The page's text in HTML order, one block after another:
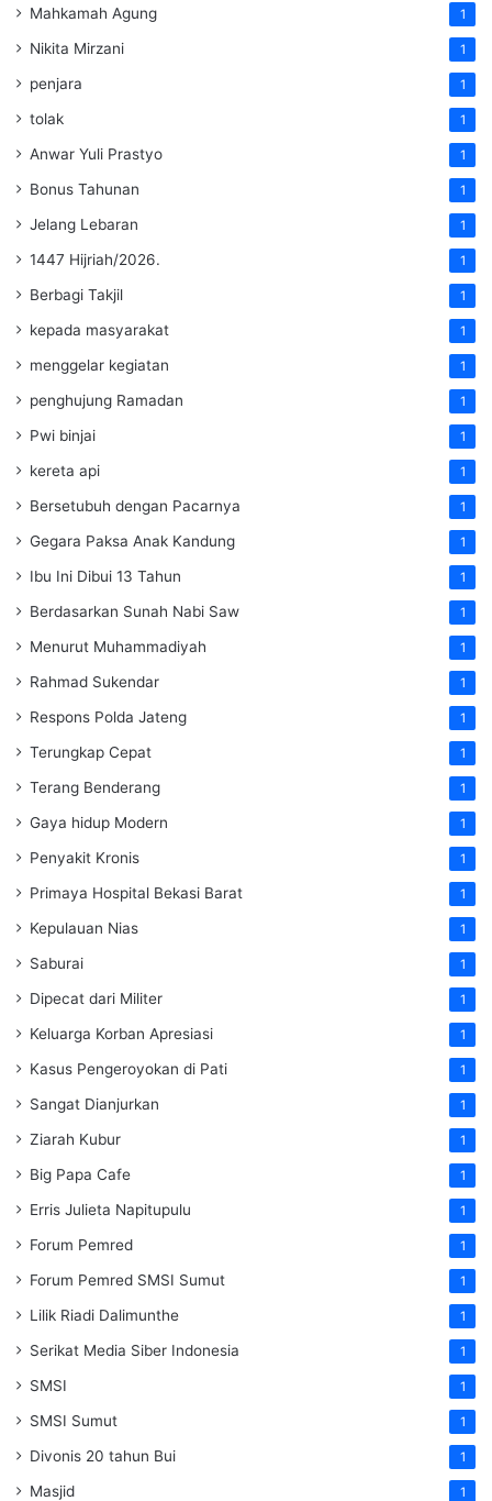
Mahkamah Agung 1
Nikita Mirzani 1
penjara 1
tolak 1
Anwar Yuli Prastyo 1
Bonus Tahunan 1
Jelang Lebaran 1
1447 Hijriah/2026. 1
Berbagi Takjil 1
kepada masyarakat 1
menggelar kegiatan 1
penghujung Ramadan 1
Pwi binjai 1
kereta api 1
Bersetubuh dengan Pacarnya 1
Gegara Paksa Anak Kandung 1
Ibu Ini Dibui 13 Tahun 1
Berdasarkan Sunah Nabi Saw 1
Menurut Muhammadiyah 1
Rahmad Sukendar 1
Respons Polda Jateng 1
Terungkap Cepat 1
Terang Benderang 1
Gaya hidup Modern 1
Penyakit Kronis 1
Primaya Hospital Bekasi Barat 1
Kepulauan Nias 1
Saburai 1
Dipecat dari Militer 1
Keluarga Korban Apresiasi 1
Kasus Pengeroyokan di Pati 1
Sangat Dianjurkan 1
Ziarah Kubur 1
Big Papa Cafe 1
Erris Julieta Napitupulu 1
Forum Pemred 1
Forum Pemred SMSI Sumut 1
Lilik Riadi Dalimunthe 1
Serikat Media Siber Indonesia 1
SMSI 1
SMSI Sumut 1
Divonis 20 tahun Bui 1
Masjid 1